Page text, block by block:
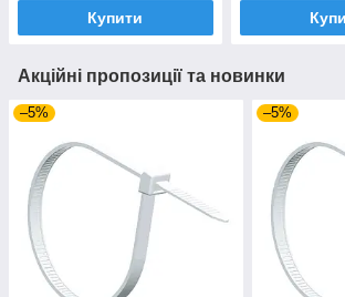
Купити
Акційні пропозиції та новинки
–5% –5%